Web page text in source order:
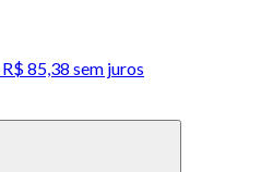
85,38 sem juros